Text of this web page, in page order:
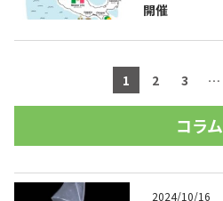
開催
1 2 3 …
コラム
2024/10/16